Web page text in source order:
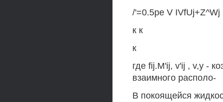
/'=0.5pe V IVfUj+Z^Wj
к к
к
где fij.M'ij, v'ij , v,y -
взаимного располо-
В покоящейся